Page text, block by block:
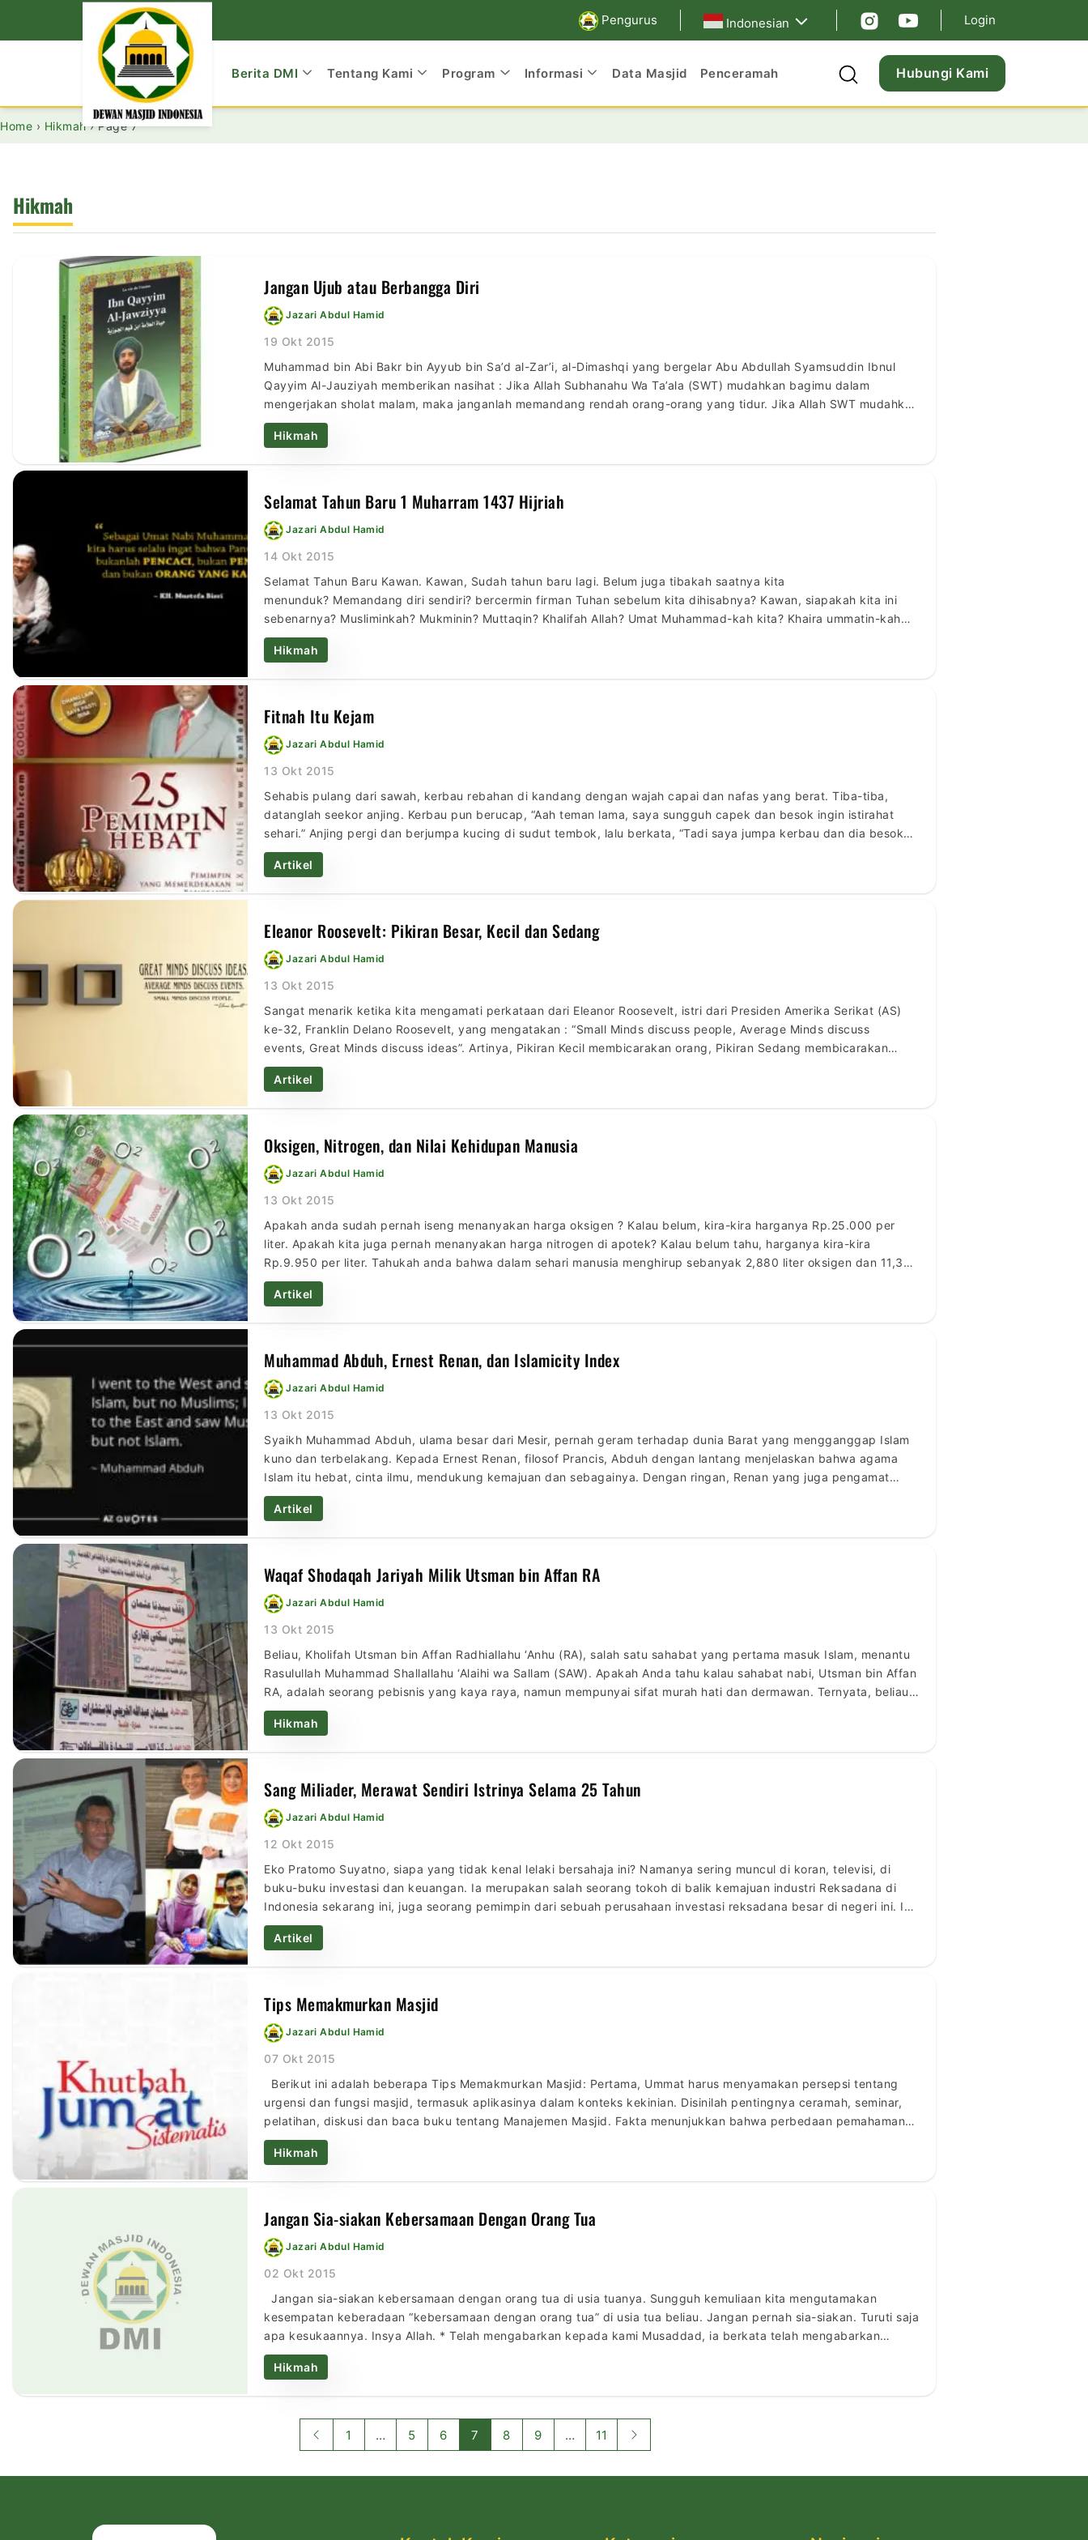
Pengurus Indonesian Login
Berita DMI Tentang Kami Program Informasi Data Masjid Penceramah Hubungi Kami
Home › Hikmah›Page 7
Hikmah
Jangan Ujub atau Berbangga Diri
Jazari Abdul Hamid
19 Okt 2015
Muhammad bin Abi Bakr bin Ayyub bin Sa’d al-Zar’i, al-Dimashqi yang bergelar Abu Abdullah Syamsuddin Ibnul
Qayyim Al-Jauziyah memberikan nasihat : Jika Allah Subhanahu Wa Ta’ala (SWT) mudahkan bagimu dalam
mengerjakan sholat malam, maka janganlah memandang rendah orang-orang yang tidur. Jika Allah SWT mudahkan
bagimu dalam melaksanakan puasa, maka janganlah memandang orang-orang yang tidak bepuasa dengan
tatapan menyepelekan. […]
Hikmah
Selamat Tahun Baru 1 Muharram 1437 Hijriah
Jazari Abdul Hamid
14 Okt 2015
Selamat Tahun Baru Kawan. Kawan, Sudah tahun baru lagi. Belum juga tibakah saatnya kita
menunduk? Memandang diri sendiri? bercermin firman Tuhan sebelum kita dihisabnya? Kawan, siapakah kita ini
sebenarnya? Musliminkah? Mukminin? Muttaqin? Khalifah Allah? Umat Muhammad-kah kita? Khaira ummatin-kah
kita? atau kita sama saja dengan makhluk lain? atau bahkan lebih rendah lagi? Hanya budak-budak perut dan
kelamin. Iman kita kepada Allah […]
Hikmah
Fitnah Itu Kejam
Jazari Abdul Hamid
13 Okt 2015
Sehabis pulang dari sawah, kerbau rebahan di kandang dengan wajah capai dan nafas yang berat. Tiba-tiba,
datanglah seekor anjing. Kerbau pun berucap, “Aah teman lama, saya sungguh capek dan besok ingin istirahat
sehari.” Anjing pergi dan berjumpa kucing di sudut tembok, lalu berkata, “Tadi saya jumpa kerbau dan dia besok
ingin istirahat dahulu. Sudah sepantasnya, […]
Artikel
Eleanor Roosevelt: Pikiran Besar, Kecil dan Sedang
Jazari Abdul Hamid
13 Okt 2015
Sangat menarik ketika kita mengamati perkataan dari Eleanor Roosevelt, istri dari Presiden Amerika Serikat (AS)
ke-32, Franklin Delano Roosevelt, yang mengatakan : “Small Minds discuss people, Average Minds discuss
events, Great Minds discuss ideas”. Artinya, Pikiran Kecil membicarakan orang, Pikiran Sedang membicarakan
peristiwa dan Pikiran Besar membicarakan gagasan. “Sebagai akibatnya, pikiran kecil akan menghasilkan gosip,
pikiran sedang akan menghasilkan pengetahuan, […]
Artikel
Oksigen, Nitrogen, dan Nilai Kehidupan Manusia
Jazari Abdul Hamid
13 Okt 2015
Apakah anda sudah pernah iseng menanyakan harga oksigen ? Kalau belum, kira-kira harganya Rp.25.000 per
liter. Apakah kita juga pernah menanyakan harga nitrogen di apotek? Kalau belum tahu, harganya kira-kira
Rp.9.950 per liter. Tahukah anda bahwa dalam sehari manusia menghirup sebanyak 2,880 liter oksigen dan 11,376
liter nitrogen? Kalau dihitung harganya, maka 2,880 x Rp 25.000 = Rp 72.000.000,- […]
Artikel
Muhammad Abduh, Ernest Renan, dan Islamicity Index
Jazari Abdul Hamid
13 Okt 2015
Syaikh Muhammad Abduh, ulama besar dari Mesir, pernah geram terhadap dunia Barat yang mengganggap Islam
kuno dan terbelakang. Kepada Ernest Renan, filosof Prancis, Abduh dengan lantang menjelaskan bahwa agama
Islam itu hebat, cinta ilmu, mendukung kemajuan dan sebagainya. Dengan ringan, Renan yang juga pengamat
dunia Timur itu mengatakan : “Saya tahu persis kehebatan semua nilai Islam […]
Artikel
Waqaf Shodaqah Jariyah Milik Utsman bin Affan RA
Jazari Abdul Hamid
13 Okt 2015
Beliau, Kholifah Utsman bin Affan Radhiallahu ‘Anhu (RA), salah satu sahabat yang pertama masuk Islam, menantu
Rasulullah Muhammad Shallallahu ‘Alaihi wa Sallam (SAW). Apakah Anda tahu kalau sahabat nabi, Utsman bin Affan
RA, adalah seorang pebisnis yang kaya raya, namun mempunyai sifat murah hati dan dermawan. Ternyata, beliau
radhiallahu ‘anhu sampai saat ini memiliki rekening di salah satu […]
Hikmah
Sang Miliader, Merawat Sendiri Istrinya Selama 25 Tahun
Jazari Abdul Hamid
12 Okt 2015
Eko Pratomo Suyatno, siapa yang tidak kenal lelaki bersahaja ini? Namanya sering muncul di koran, televisi, di
buku-buku investasi dan keuangan. Ia merupakan salah seorang tokoh di balik kemajuan industri Reksadana di
Indonesia sekarang ini, juga seorang pemimpin dari sebuah perusahaan investasi reksadana besar di negeri ini. Ia
tergolong miliader. Dalam posisinya seperti sekarang, mungkin […]
Artikel
Tips Memakmurkan Masjid
Jazari Abdul Hamid
07 Okt 2015
Berikut ini adalah beberapa Tips Memakmurkan Masjid: Pertama, Ummat harus menyamakan persepsi tentang
urgensi dan fungsi masjid, termasuk aplikasinya dalam konteks kekinian. Disinilah pentingnya ceramah, seminar,
pelatihan, diskusi dan baca buku tentang Manajemen Masjid. Fakta menunjukkan bahwa perbedaan pemahaman
yang dilanjutkan dengan perbedaan pendapat, apalagi pada pengurus jamaah yang emosional, telah
menyebabkan tidak makmurnya […]
Hikmah
Jangan Sia-siakan Kebersamaan Dengan Orang Tua
Jazari Abdul Hamid
02 Okt 2015
Jangan sia-siakan kebersamaan dengan orang tua di usia tuanya. Sungguh kemuliaan kita mengutamakan
kesempatan keberadaan “kebersamaan dengan orang tua” di usia tua beliau. Jangan pernah sia-siakan. Turuti saja
apa kesukaannya. Insya Allah. * Telah mengabarkan kepada kami Musaddad, ia berkata telah mengabarkan
kepada kami Ismail bin Ibrahim, ia berkata telah mengabarkan kepada kami Ziyad […]
Hikmah
1 … 5 6 7 8 9 … 11